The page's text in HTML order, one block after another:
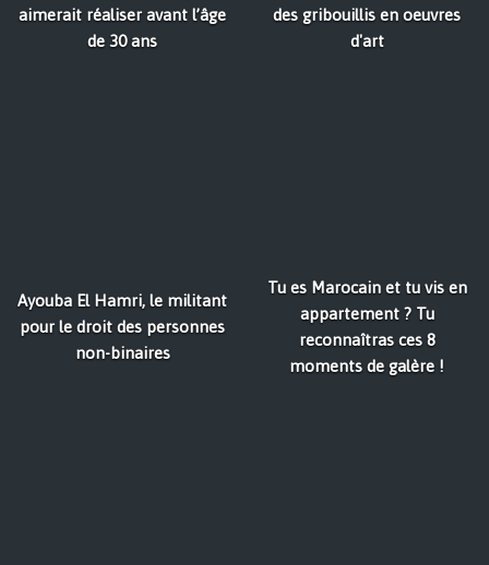
aimerait réaliser avant l’âge
de 30 ans
des gribouillis en oeuvres
d'art
Ayouba El Hamri, le militant
pour le droit des personnes
non-binaires
Tu es Marocain et tu vis en
appartement ? Tu
reconnaîtras ces 8
moments de galère !